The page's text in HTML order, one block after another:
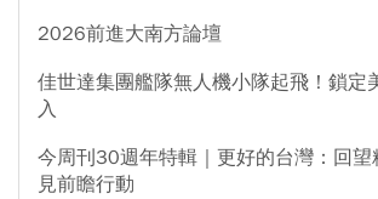
2026前進大南方論壇
佳世達集團艦隊無人機小隊起飛！鎖定
入
今周刊30週年特輯｜更好的台灣：回望
見前瞻行動